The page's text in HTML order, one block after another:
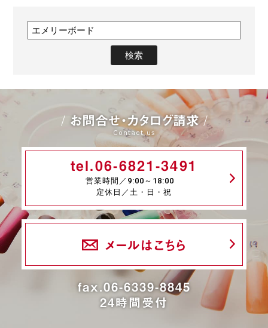
お問合せ・カタログ請求
Contact us
tel.06-6821-3491
営業時間／9:00～18:00
定休日／土・日・祝
メールはこちら
fax.06-6339-8845
24時間受付